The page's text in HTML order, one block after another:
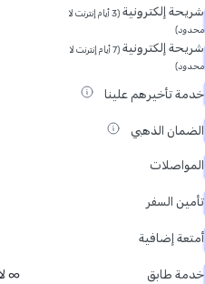
شريحة إلكترونية
(3 أيام إنترنت لا
محدود)
شريحة إلكترونية
(7 أيام إنترنت لا
محدود)
خدمة تأخيرهم علينا
الضمان الذهبي
المواصلات
تأمين السفر
أمتعة إضافية
خدمة طابق ∞